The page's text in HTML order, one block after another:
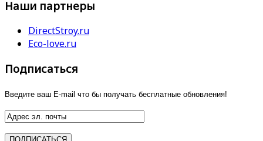
Наши партнеры
DirectStroy.ru
Eco-love.ru
Подписаться
Введите ваш E-mail что бы получать бесплатные обновления!